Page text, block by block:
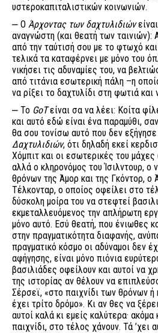
υστεροκαπιταλιστικών κοινωνιών.
⎼ Ο Άρχοντας των δαχτυλιδιών
αναγνώστη (και θεατή των ταινιών):
από την ταύτισή σου με το φτωχό
τελικά τα καταφέρνει με μόνο του
νικήσει τις αδυναμίες του, να
από τιτάνια εσωτερική πάλη –η
να ρίξει το δαχτυλίδι στη φωτιά και
⎼ Το GoTείναι σα να λέει: Κοίτα
και αυτό εδώ είναι ένα παραμύθι,
θα σου τονίσω αυτό που δεν
Δαχτυλιδιών, ότι δηλαδή εκεί
Χόμπιτ και οι εσωτερικές του
αλλά ο κληρονόμος του Ίσιλντουρ, ο
θρόνων της Άμορ και της Γκόντορ, ο
Τέλκονταρ, ο οποίος οφείλει στο
δύσκολη μοίρα του να στεφτεί
εκμεταλλευόμενος την απλήρωτη
μόνο αυτό. Εσύ θεατή, που ένιωθες
στην πραγματικότητα διαφανής,
πραγματικό κόσμο οι αδύναμοι δεν
αφήγησης, είναι μόνο πιόνια
βασιλιάδες οφείλουν και αυτοί να
της ιστορίας αν θέλουν να
Σέρσεϊ, «στο παιχνίδι των θρόνων ή
έχει τρίτο δρόμο». Κι αν θες να
αυτοί καλά κι εμείς καλύτερα·
παιχνίδι, στο τέλος χάνουν. Τά ’χει